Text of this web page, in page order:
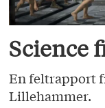
Science
En feltrapport
Lillehammer.